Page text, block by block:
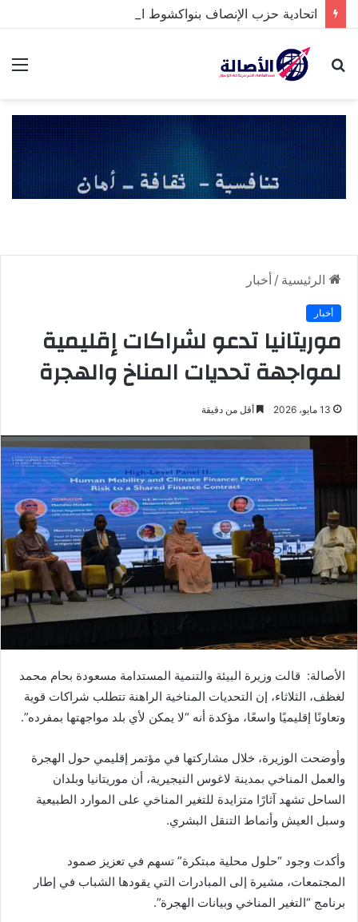
بحث
الرئيسية / أخبار
أخبار
موريتانيا تدعو لشراكات إقليمية
لمواجهة تحديات المناخ والهجرة
13 مايو، 2026 أقل من دقيقة
الأصالة: قالت وزيرة البيئة والتنمية المستدامة مسعودة بحام محمد
لغظف، الثلاثاء، إن التحديات المناخية الراهنة تتطلب شراكات قوية
وتعاونًا إقليميًا واسعًا، مؤكدة أنه “لا يمكن لأي بلد مواجهتها بمفرده”.
وأوضحت الوزيرة، خلال مشاركتها في مؤتمر إقليمي حول الهجرة
والعمل المناخي بمدينة لاغوس النيجيرية، أن موريتانيا وبلدان
الساحل تشهد آثارًا متزايدة للتغير المناخي على الموارد الطبيعية
وسبل العيش وأنماط التنقل البشري.
وأكدت وجود “حلول محلية مبتكرة” تسهم في تعزيز صمود
المجتمعات، مشيرة إلى المبادرات التي يقودها الشباب في إطار
برنامج “التغير المناخي وبيانات الهجرة”.